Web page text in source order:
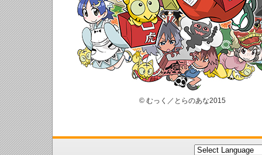
© むっく／とらのあな2015